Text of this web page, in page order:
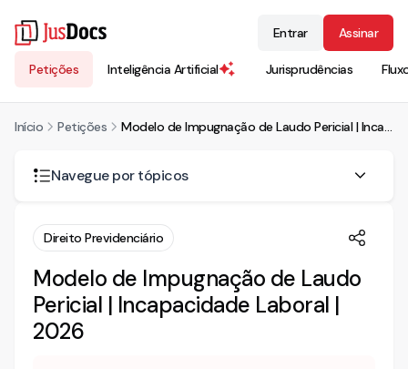
Petições Inteligência Artificial Jurisprudências
Entrar Assinar
Início Petições Modelo de Impugnação de Laudo Pericial | Incapacidade Laboral | 2026
Navegue por tópicos
No que consiste a impugnação de laudo pericial?
Mais modelos de impugnação ao laudo pericial
Direito Previdenciário
Modelo de Impugnação de Laudo
Pericial | Incapacidade Laboral |
2026